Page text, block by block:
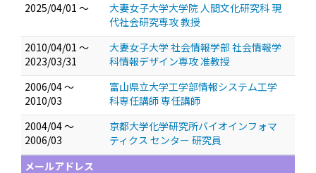
2025/04/01 ～
大妻女子大学大学院 人間文化研究科 現
代社会研究専攻 教授
2010/04/01 ～
2023/03/31
大妻女子大学 社会情報学部 社会情報学
科情報デザイン専攻 准教授
2006/04 ～
2010/03
富山県立大学工学部情報システム工学
科専任講師 専任講師
2004/04 ～
2006/03
京都大学化学研究所バイオインフォマ
ティクス センター 研究員
メールアドレス